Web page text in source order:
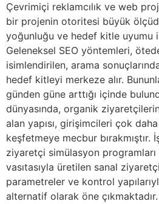
Çevrimiçi reklamcılık ve web
bir projenin otoritesi büyük ölçüde
yoğunluğu ve hedef kitle uyumu
Geleneksel SEO yöntemleri,
isimlendirilen, arama
hedef kitleyi merkeze alır.
günden güne arttığı içinde
dünyasında, organik
alan yapısı, girişimcileri çok
keşfetmeye mecbur bırakmıştır.
ziyaretçi simülasyon
vasıtasıyla üretilen sanal
parametreler ve kontrol
alternatif olarak öne